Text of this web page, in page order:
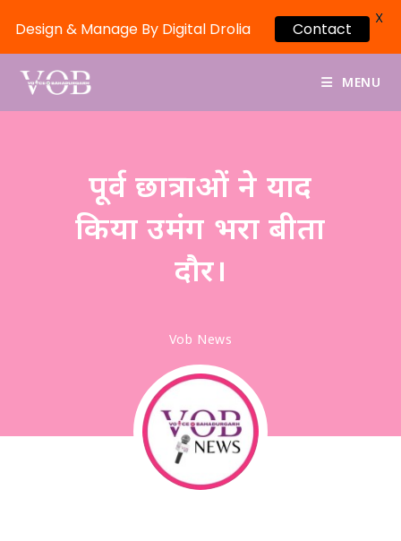
MENU
पूर्व छात्राओं ने याद
किया उमंग भरा बीता
दौर।
Vob News
Design & Manage By Digital Drolia Contact
X